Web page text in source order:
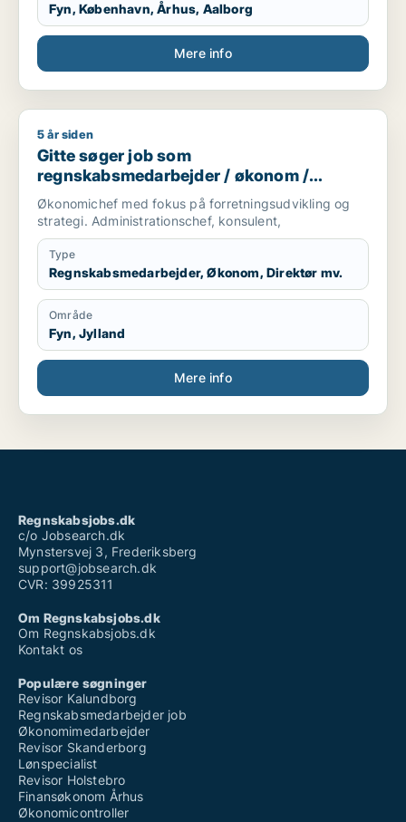
Fyn, København, Århus, Aalborg
Mere info
Gitte søger job som regnskabsmedarbejder / økonom /
5 år siden
Gitte søger job som
regnskabsmedarbejder / økonom /
direktør / hr-chef / lønspecialist
Økonomichef med fokus på forretningsudvikling og
strategi. Administrationschef, konsulent,
Type
Regnskabsmedarbejder, Økonom, Direktør mv.
Område
Fyn, Jylland
Mere info
Regnskabsjobs.dk
c/o Jobsearch.dk
Mynstersvej 3, Frederiksberg
support@jobsearch.dk
CVR: 39925311
Om Regnskabsjobs.dk
Om Regnskabsjobs.dk
Kontakt os
Populære søgninger
Revisor Kalundborg
Regnskabsmedarbejder job
Økonomimedarbejder
Revisor Skanderborg
Lønspecialist
Revisor Holstebro
Finansøkonom Århus
Økonomicontroller